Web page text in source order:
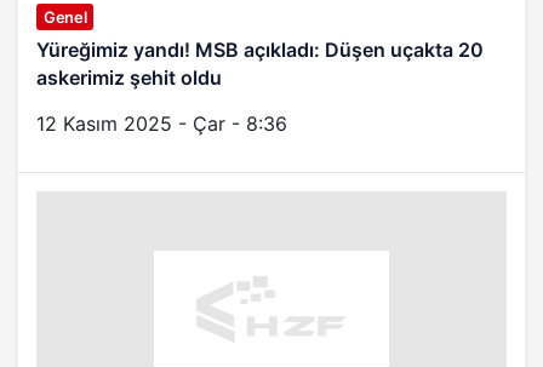
Genel
Yüreğimiz yandı! MSB açıkladı: Düşen uçakta 20
askerimiz şehit oldu
12 Kasım 2025 - Çar - 8:36